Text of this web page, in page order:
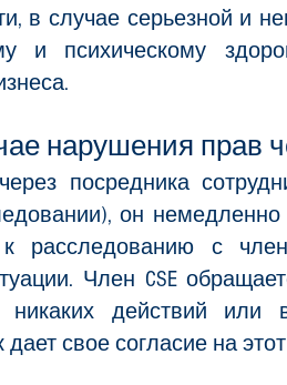
в случае серьезной и
и психическому
нарушения прав
посредника
он немедленно
к расследованию с
Член CSE
никаких действий
свое согласие на